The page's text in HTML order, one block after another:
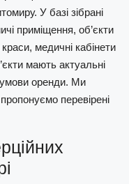
У базі зібрані
приміщення, об’єкти
медичні кабінети
мають актуальні
умови оренди. Ми
перевірені